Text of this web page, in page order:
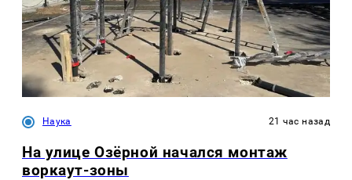
Наука 21 час назад
На улице Озëрной начался монтаж
воркаут-зоны